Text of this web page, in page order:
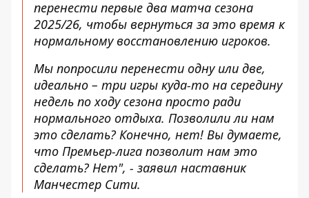
перенести первые два матча сезона
2025/26, чтобы вернуться за это время к
нормальному восстановлению игроков.
Мы попросили перенести одну или две,
идеально – три игры куда-то на середину
недель по ходу сезона просто ради
нормального отдыха. Позволили ли нам
это сделать? Конечно, нет! Вы думаете,
что Премьер-лига позволит нам это
сделать? Нет", - заявил наставник
Манчестер Сити.